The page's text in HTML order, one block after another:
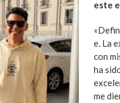
este
e. La
con
ha
me